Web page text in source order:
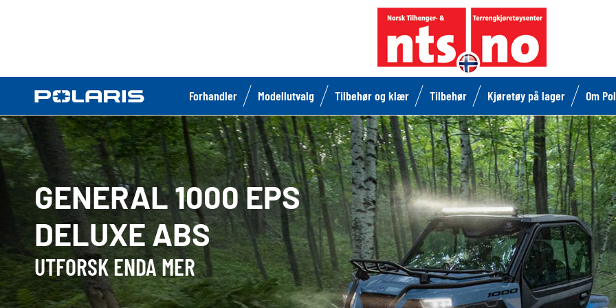
Forhandler Modellutvalg Tilbehør og klær Tilbehør Kjøretøy på lager Om
GENERAL 1000 EPS
DELUXE ABS
UTFORSK ENDA MER